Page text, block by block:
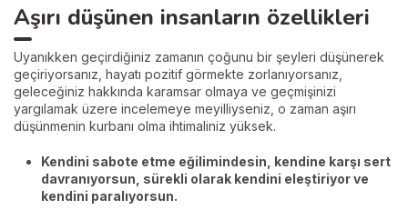
Aşırı düşünen insanların özellikleri
Uyanıkken geçirdiğiniz zamanın çoğunu bir şeyleri düşünerek
geçiriyorsanız, hayatı pozitif görmekte zorlanıyorsanız,
geleceğiniz hakkında karamsar olmaya ve geçmişinizi
yargılamak üzere incelemeye meyilliyseniz, o zaman aşırı
düşünmenin kurbanı olma ihtimaliniz yüksek.
Kendini sabote etme eğilimindesin, kendine karşı sert
davranıyorsun, sürekli olarak kendini eleştiriyor ve
kendini paralıyorsun.